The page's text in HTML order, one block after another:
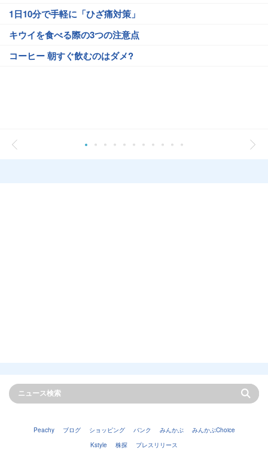
1日10分で手軽に「ひざ痛対策」
キウイを食べる際の3つの注意点
コーヒー 朝すぐ飲むのはダメ?
Peachy ブログ ショッピング バンク みんかぶ
みんかぶChoice
Kstyle
株探 プレスリリース